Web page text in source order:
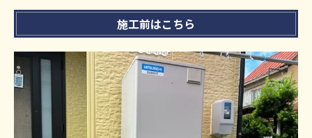
施工前はこちら